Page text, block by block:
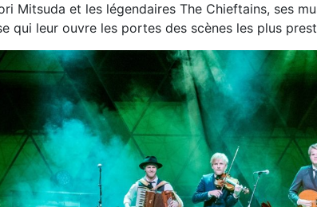
Mitsuda et les légendaires The Chieftains, ses
qui leur ouvre les portes des scènes les plus